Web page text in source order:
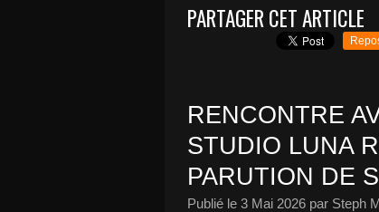
PARTAGER CET ARTICLE
RENCONTRE
STUDIO LUNA
PARUTION DE
Publié le 3 Mai 2026 par Steph